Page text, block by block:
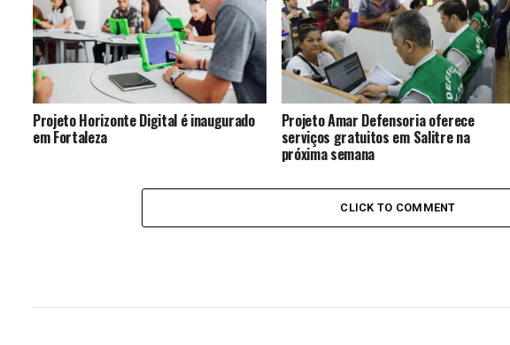
Projeto Horizonte Digital é inaugurado
em Fortaleza
Projeto Amar Defensoria oferece
serviços gratuitos em Salitre na
próxima semana
CLICK TO COMMENT